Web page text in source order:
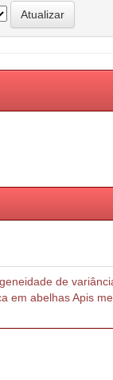
de
em abelhas Apis